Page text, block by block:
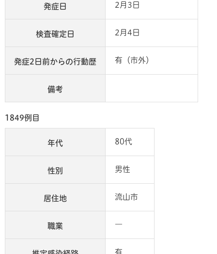
発症日 2月3日
検査確定日 2月4日
発症2日前からの行動歴 有（市外）
備考
1849例目
年代 80代
性別 男性
居住地 流山市
職業 ―
有